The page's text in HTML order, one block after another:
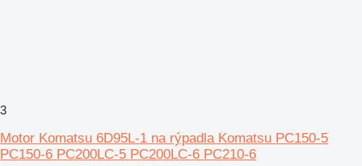
3
Motor Komatsu 6D95L‑1 na rýpadla Komatsu PC150‑5
PC150‑6 PC200LC‑5 PC200LC‑6 PC210‑6